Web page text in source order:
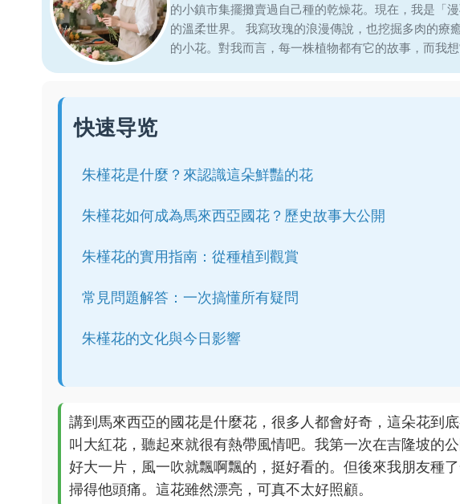
的小鎮市集擺攤賣過自己種的乾燥花。現在，我是「
的溫柔世界。 我寫玫瑰的浪漫傳說，也挖掘多肉的療
的小花。對我而言，每一株植物都有它的故事，而我想
快速导览
朱槿花是什麼？來認識這朵鮮豔的花
朱槿花如何成為馬來西亞國花？歷史故事大公開
朱槿花的實用指南：從種植到觀賞
常見問題解答：一次搞懂所有疑問
朱槿花的文化與今日影響
講到馬來西亞的國花是什麼花，很多人都會好奇，這朵花到
叫大紅花，聽起來就很有熱帶風情吧。我第一次在吉隆坡的
好大一片，風一吹就飄啊飄的，挺好看的。但後來我朋友種
掃得他頭痛。這花雖然漂亮，可真不太好照顧。